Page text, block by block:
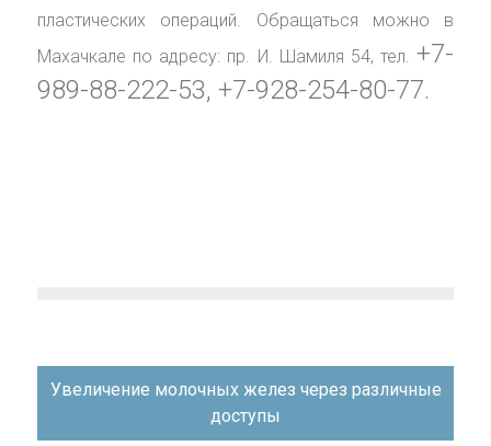
пластических операций. Обращаться можно в
Махачкале по адресу: пр. И. Шамиля 54, тел. +7-
989-88-222-53, +7-928-254-80-77.
Навигация
Увеличение молочных желез через различные
доступы